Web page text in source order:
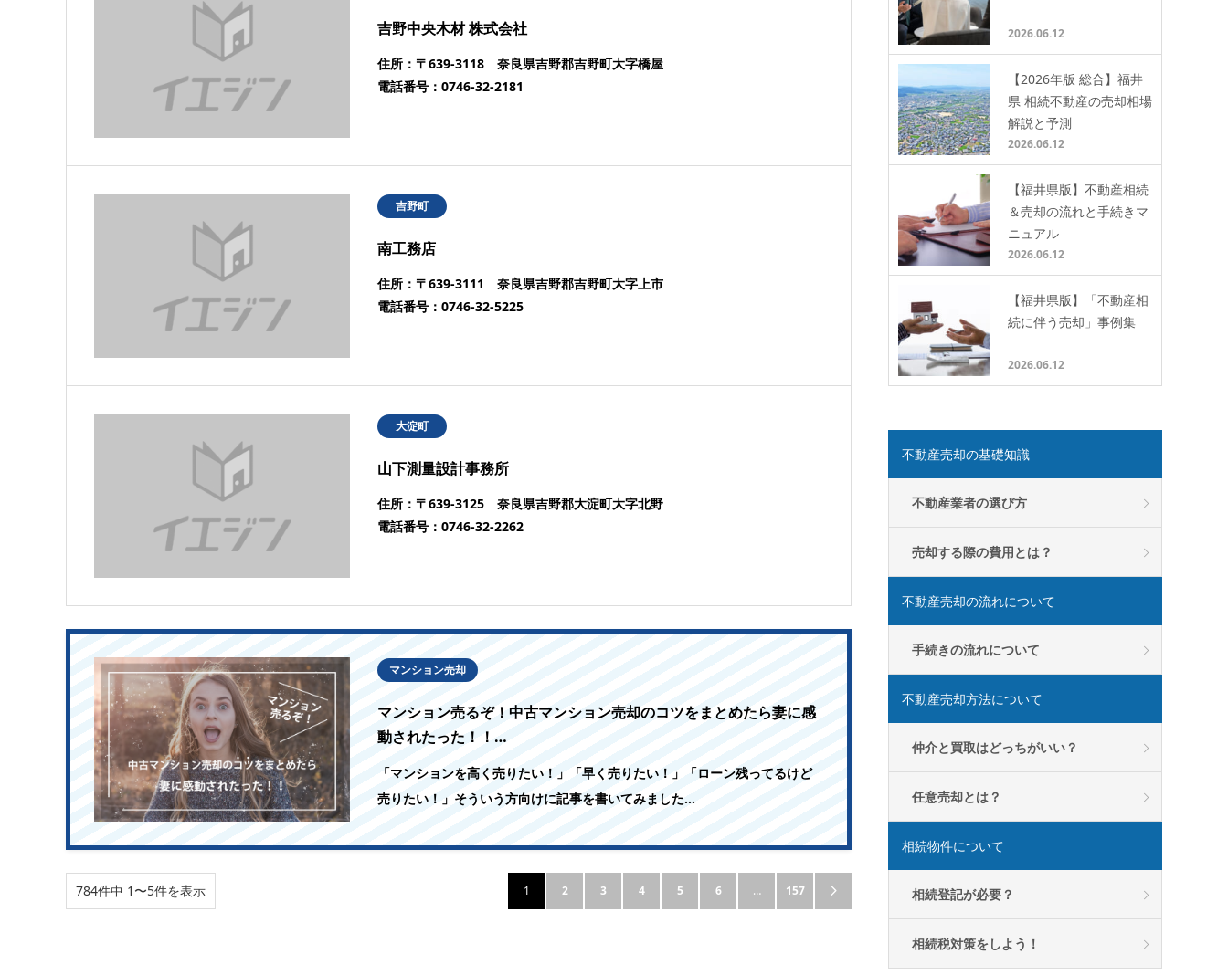
吉野中央木材 株式会社
住所：〒639-3118 奈良県吉野郡吉野町大字橋屋
電話番号：0746-32-2181
吉野町
南工務店
住所：〒639-3111 奈良県吉野郡吉野町大字上市
電話番号：0746-32-5225
大淀町
山下測量設計事務所
住所：〒639-3125 奈良県吉野郡大淀町大字北野
電話番号：0746-32-2262
マンション売却
マンション売るぞ！中古マンション売却のコツをまとめたら妻に感
動されたった！！…
「マンションを高く売りたい！」「早く売りたい！」「ローン残ってるけど
売りたい！」そういう方向けに記事を書いてみました…
784件中 1〜5件を表示 1 2 3 4 5 6 … 157 
2026.06.12
【2026年版 総合】福井
県 相続不動産の売却相場
解説と予測
2026.06.12
【福井県版】不動産相続
＆売却の流れと手続きマ
ニュアル
2026.06.12
【福井県版】「不動産相
続に伴う売却」事例集
2026.06.12
不動産売却の基礎知識
不動産業者の選び方
売却する際の費用とは？
不動産売却の流れについて
手続きの流れについて
不動産売却方法について
仲介と買取はどっちがいい？
任意売却とは？
相続物件について
相続登記が必要？
相続税対策をしよう！